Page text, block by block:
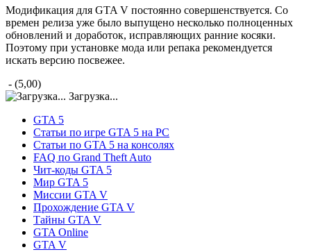
Модификация для GTA V постоянно совершенствуется. Со
времен релиза уже было выпущено несколько полноценных
обновлений и доработок, исправляющих ранние косяки.
Поэтому при установке мода или репака рекомендуется
искать версию посвежее.
- (5,00)
Загрузка...
GTA 5
Статьи по игре GTA 5 на PC
Статьи по GTA 5 на консолях
FAQ по Grand Theft Auto
Чит-коды GTA 5
Мир GTA 5
Миссии GTA V
Прохождение GTA V
Тайны GTA V
GTA Online
GTA V